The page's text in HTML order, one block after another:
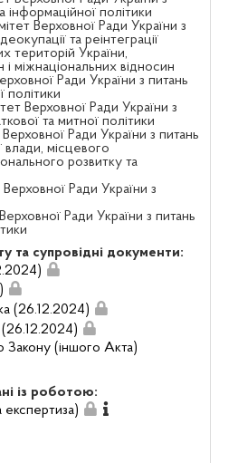
інформаційної політики
Верховної Ради України з
та реінтеграції
територій України,
міжнаціональних відносин
Ради України з питань
політики
Верховної Ради України з
та митної політики
Ради України з питань
влади, місцевого
розвитку та
Верховної Ради України з
Ради України з питань
та супровідні документи:
(26.12.2024)
(26.12.2024)
Закону (іншого Акта)
із роботою: